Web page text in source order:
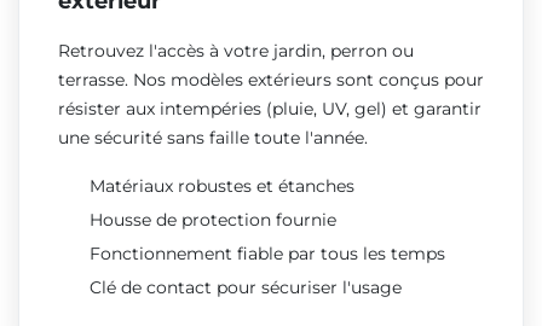
Retrouvez l'accès à votre jardin, perron ou
terrasse. Nos modèles extérieurs sont conçus pour
résister aux intempéries (pluie, UV, gel) et garantir
une sécurité sans faille toute l'année.
Matériaux robustes et étanches
Housse de protection fournie
Fonctionnement fiable par tous les temps
Clé de contact pour sécuriser l'usage